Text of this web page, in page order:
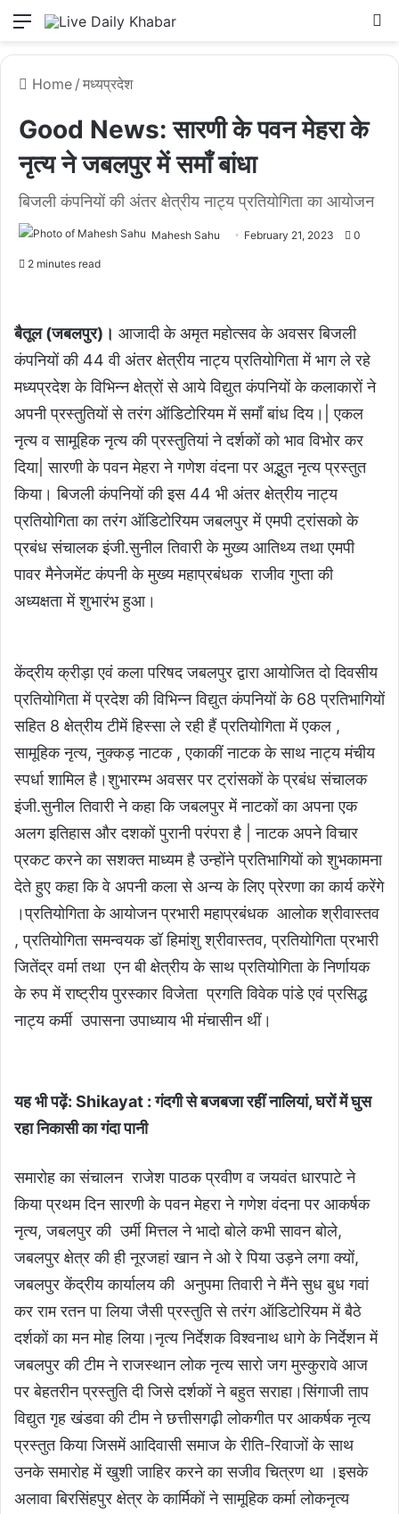
Menu
Home / मध्यप्रदेश
Good News: सारणी के पवन मेहरा के
नृत्य ने जबलपुर में समाँ बांधा
बिजली कंपनियों की अंतर क्षेत्रीय नाट्य प्रतियोगिता का आयोजन
Mahesh Sahu February 21, 2023 0
2 minutes read
बैतूल (जबलपुर)। आजादी के अमृत महोत्सव के अवसर बिजली
कंपनियों की 44 वी अंतर क्षेत्रीय नाट्य प्रतियोगिता में भाग ले रहे
मध्यप्रदेश के विभिन्न क्षेत्रों से आये विद्युत कंपनियों के कलाकारों ने
अपनी प्रस्तुतियों से तरंग ऑडिटोरियम में समाँ बांध दिय।| एकल
नृत्य व सामूहिक नृत्य की प्रस्तुतियां ने दर्शकों को भाव विभोर कर
दिया| सारणी के पवन मेहरा ने गणेश वंदना पर अद्भुत नृत्य प्रस्तुत
किया। बिजली कंपनियों की इस 44 भी अंतर क्षेत्रीय नाट्य
प्रतियोगिता का तरंग ऑडिटोरियम जबलपुर में एमपी ट्रांसको के
प्रबंध संचालक इंजी.सुनील तिवारी के मुख्य आतिथ्य तथा एमपी
पावर मैनेजमेंट कंपनी के मुख्य महाप्रबंधक राजीव गुप्ता की
अध्यक्षता में शुभारंभ हुआ।
केंद्रीय क्रीड़ा एवं कला परिषद जबलपुर द्वारा आयोजित दो दिवसीय
प्रतियोगिता में प्रदेश की विभिन्न विद्युत कंपनियों के 68 प्रतिभागियों
सहित 8 क्षेत्रीय टीमें हिस्सा ले रही हैं प्रतियोगिता में एकल ,
सामूहिक नृत्य, नुक्कड़ नाटक , एकाकीं नाटक के साथ नाट्य मंचीय
स्पर्धा शामिल है।शुभारम्भ अवसर पर ट्रांसकों के प्रबंध संचालक
इंजी.सुनील तिवारी ने कहा कि जबलपुर में नाटकों का अपना एक
अलग इतिहास और दशकों पुरानी परंपरा है | नाटक अपने विचार
प्रकट करने का सशक्त माध्यम है उन्होंने प्रतिभागियों को शुभकामना
देते हुए कहा कि वे अपनी कला से अन्य के लिए प्रेरणा का कार्य करेंगे
।प्रतियोगिता के आयोजन प्रभारी महाप्रबंधक आलोक श्रीवास्तव
, प्रतियोगिता समन्वयक डॉ हिमांशु श्रीवास्तव, प्रतियोगिता प्रभारी
जितेंद्र वर्मा तथा एन बी क्षेत्रीय के साथ प्रतियोगिता के निर्णायक
के रुप में राष्ट्रीय पुरस्कार विजेता प्रगति विवेक पांडे एवं प्रसिद्ध
नाट्य कर्मी उपासना उपाध्याय भी मंचासीन थीं।
यह भी पढ़ें: Shikayat : गंदगी से बजबजा रहीं नालियां, घरों में घुस
रहा निकासी का गंदा पानी
समारोह का संचालन राजेश पाठक प्रवीण व जयवंत धारपाटे ने
किया प्रथम दिन सारणी के पवन मेहरा ने गणेश वंदना पर आकर्षक
नृत्य, जबलपुर की उर्मी मित्तल ने भादो बोले कभी सावन बोले,
जबलपुर क्षेत्र की ही नूरजहां खान ने ओ रे पिया उड़ने लगा क्यों,
जबलपुर केंद्रीय कार्यालय की अनुपमा तिवारी ने मैंने सुध बुध गवां
कर राम रतन पा लिया जैसी प्रस्तुति से तरंग ऑडिटोरियम में बैठे
दर्शकों का मन मोह लिया।नृत्य निर्देशक विश्वनाथ धागे के निर्देशन में
जबलपुर की टीम ने राजस्थान लोक नृत्य सारो जग मुस्कुरावे आज
पर बेहतरीन प्रस्तुति दी जिसे दर्शकों ने बहुत सराहा।सिंगाजी ताप
विद्युत गृह खंडवा की टीम ने छत्तीसगढ़ी लोकगीत पर आकर्षक नृत्य
प्रस्तुत किया जिसमें आदिवासी समाज के रीति-रिवाजों के साथ
उनके समारोह में खुशी जाहिर करने का सजीव चित्रण था ।इसके
अलावा बिरसिंहपुर क्षेत्र के कार्मिकों ने सामूहिक कर्मा लोकनृत्य